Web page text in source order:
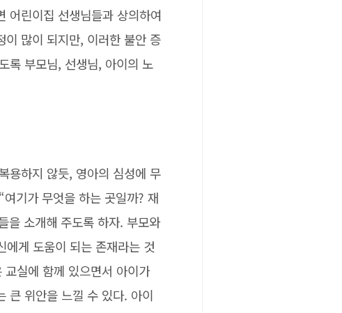
어린이집 선생님들과 상의하여
이 많이 되지만, 이러한 불안 증
록 부모님, 선생님, 아이의 노
용하지 않듯, 영아의 심성에 무
기가 무엇을 하는 곳일까? 재
을 소개해 주도록 하자. 부모와
에게 도움이 되는 존재라는 것
실에 함께 있으면서 아이가
큰 위안을 느낄 수 있다. 아이